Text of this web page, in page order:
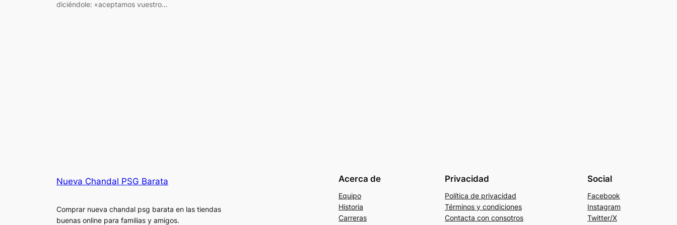
diciéndole: «aceptamos vuestro…
Nueva Chandal PSG Barata
Comprar nueva chandal psg barata en las tiendas
buenas online para familias y amigos.
Acerca de
Equipo
Historia
Carreras
Privacidad
Política de privacidad
Términos y condiciones
Contacta con consotros
Social
Facebook
Instagram
Twitter/X